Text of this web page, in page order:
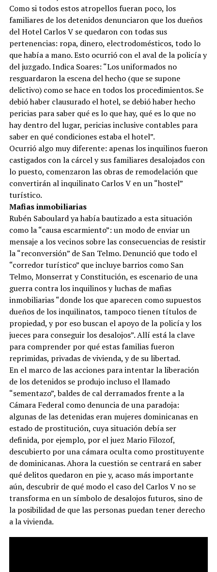
Como si todos estos atropellos fueran poco, los
familiares de los detenidos denunciaron que los dueños
del Hotel Carlos V se quedaron con todas sus
pertenencias: ropa, dinero, electrodomésticos, todo lo
que había a mano. Esto ocurrió con el aval de la policía y
del juzgado. Indica Soares: “Los uniformados no
resguardaron la escena del hecho (que se supone
delictivo) como se hace en todos los procedimientos. Se
debió haber clausurado el hotel, se debió haber hecho
pericias para saber qué es lo que hay, qué es lo que no
hay dentro del lugar, pericias inclusive contables para
saber en qué condiciones estaba el hotel”.
Ocurrió algo muy diferente: apenas los inquilinos fueron
castigados con la cárcel y sus familiares desalojados con
lo puesto, comenzaron las obras de remodelación que
convertirán al inquilinato Carlos V en un “hostel”
turístico.
Mafias inmobiliarias
Rubén Saboulard ya había bautizado a esta situación
como la “causa escarmiento”: un modo de enviar un
mensaje a los vecinos sobre las consecuencias de resistir
la “reconversión” de San Telmo. Denunció que todo el
“corredor turístico” que incluye barrios como San
Telmo, Monserrat y Constitución, es escenario de una
guerra contra los inquilinos y luchas de mafias
inmobiliarias “donde los que aparecen como supuestos
dueños de los inquilinatos, tampoco tienen títulos de
propiedad, y por eso buscan el apoyo de la policía y los
jueces para conseguir los desalojos”. Allí está la clave
para comprender por qué estas familias fueron
reprimidas, privadas de vivienda, y de su libertad.
En el marco de las acciones para intentar la liberación
de los detenidos se produjo incluso el llamado
“sementazo”, baldes de cal derramados frente a la
Cámara Federal como denuncia de una paradoja:
algunas de las detenidas eran mujeres dominicanas en
estado de prostitución, cuya situación debía ser
definida, por ejemplo, por el juez Mario Filozof,
descubierto por una cámara oculta como prostituyente
de dominicanas. Ahora la cuestión se centrará en saber
qué delitos quedaron en pie y, acaso más importante
aún, descubrir de qué modo el caso del Carlos V no se
transforma en un símbolo de desalojos futuros, sino de
la posibilidad de que las personas puedan tener derecho
a la vivienda.